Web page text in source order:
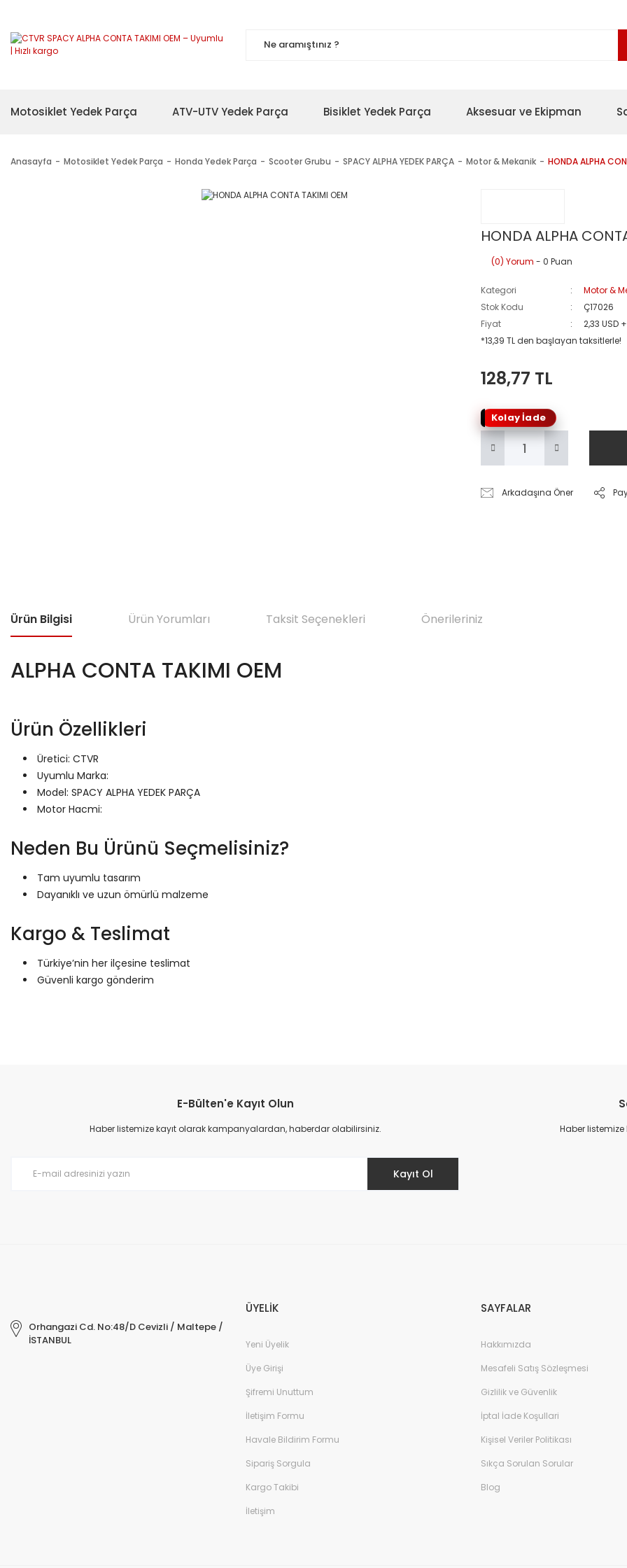
Motosiklet Yedek Parça ATV-UTV Yedek Parça Bisiklet Yedek Parça Aksesuar ve Ekipman
Anasayfa Motosiklet Yedek Parça Honda Yedek Parça Scooter Grubu SPACY ALPHA YEDEK PARÇA Motor & Mekanik HONDA ALPHA
HONDA ALPHA
(0) Yorum - 0 Puan
Kategori
Motor &
Stok Kodu
Ç17026
Fiyat
2,33 USD
*13,39 TL den başlayan taksitlerle!
128,77 TL
Kolay İade
Arkadaşına Öner
Ürün Bilgisi Ürün Yorumları Taksit Seçenekleri Önerileriniz
ALPHA CONTA TAKIMI OEM
Ürün Özellikleri
Üretici: CTVR
Uyumlu Marka:
Model: SPACY ALPHA YEDEK PARÇA
Motor Hacmi:
Neden Bu Ürünü Seçmelisiniz?
Tam uyumlu tasarım
Dayanıklı ve uzun ömürlü malzeme
Kargo & Teslimat
Türkiye’nin her ilçesine teslimat
Güvenli kargo gönderim
Ürün resmi kalitesiz, bozuk veya görüntülenemiyor.
Ürün açıklamasında eksik bilgiler bulunuyor.
E-Bülten'e Kayıt Olun
Haber listemize kayıt olarak kampanyalardan, haberdar olabilirsiniz.
Kayıt Ol
Haber
Orhangazi Cd. No:48/D Cevizli / Maltepe /
İSTANBUL
ÜYELİK
Yeni Üyelik
Üye Girişi
Şifremi Unuttum
İletişim Formu
Havale Bildirim Formu
Sipariş Sorgula
Kargo Takibi
İletişim
SAYFALAR
Hakkımızda
Mesafeli Satış Sözleşmesi
Gizlilik ve Güvenlik
İptal İade Koşullari
Kişisel Veriler Politikası
Sıkça Sorulan Sorular
Blog